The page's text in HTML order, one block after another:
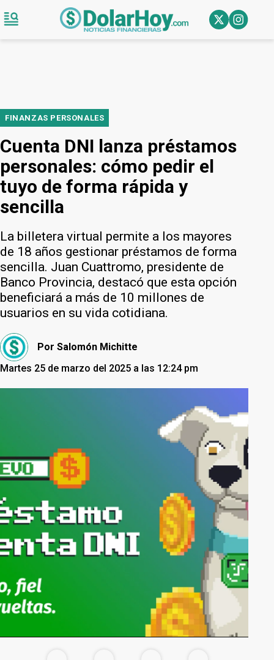
FINANZAS PERSONALES
Cuenta DNI lanza préstamos
personales: cómo pedir el
tuyo de forma rápida y
sencilla
La billetera virtual permite a los mayores
de 18 años gestionar préstamos de forma
sencilla. Juan Cuattromo, presidente de
Banco Provincia, destacó que esta opción
beneficiará a más de 10 millones de
usuarios en su vida cotidiana.
Por Salomón Michitte
Martes 25 de marzo del 2025 a las 12:24 pm